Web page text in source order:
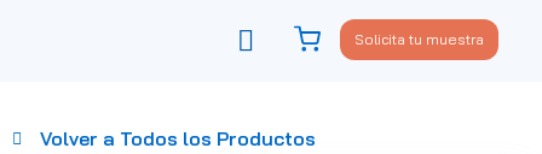
Solicita tu muestra
Volver a Todos los Productos